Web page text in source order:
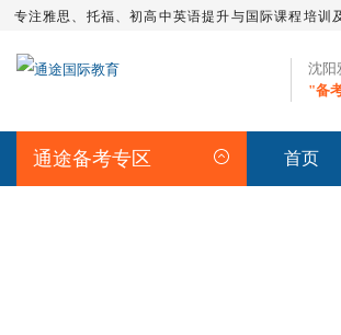
专注雅思、托福、初高中英语提升与国际课程培
沈阳
"备
通途备考专区 首页